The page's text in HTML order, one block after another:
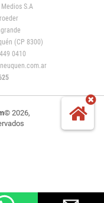
S.A
(CP 8300)
0410
© 2026,